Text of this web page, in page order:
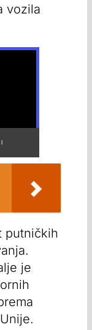
vozila
putničkih
je